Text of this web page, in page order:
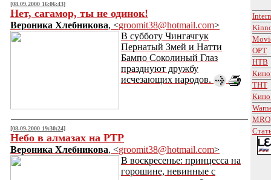
[08.09.2000 16:06:43]
Нет, сагамор, ты не одинок!
Вероника Хлебникова, <groomit38@hotmail.com>
В субботу Чингачгук
Пернатый Змей и Натти
Бампо Соколиный Глаз
празднуют дружбу
исчезающих народов.
[08.09.2000 19:30:24]
Небо в алмазах на РТР
Вероника Хлебникова, <groomit38@hotmail.com>
В воскресенье: принцесса на
горошине, невинные с
ОРТ
НТВ
ТНТ
Кино